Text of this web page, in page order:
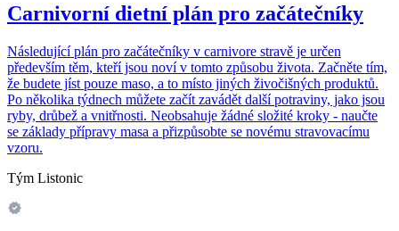
Carnivorní dietní plán pro začátečníky
Následující plán pro začátečníky v carnivore stravě je určen
především těm, kteří jsou noví v tomto způsobu života. Začněte tím,
že budete jíst pouze maso, a to místo jiných živočišných produktů.
Po několika týdnech můžete začít zavádět další potraviny, jako jsou
ryby, drůbež a vnitřnosti. Neobsahuje žádné složité kroky - naučte
se základy přípravy masa a přizpůsobte se novému stravovacímu
vzoru.
Tým Listonic